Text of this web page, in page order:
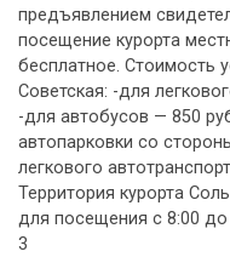
предъявлением
посещение курорта
бесплатное. Стоимость
Советская: -для
-для автобусов — 850
автопарковки со
легкового
Территория курорта
для посещения с 8:00 до
3